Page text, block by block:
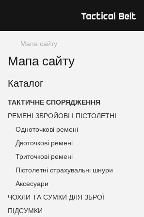
Мапа сайту
Мапа сайту
Каталог
ТАКТИЧНЕ СПОРЯДЖЕННЯ
РЕМЕНІ ЗБРОЙОВІ І ПІСТОЛЕТНІ
Одноточкові ремені
Двоточкові ремені
Триточкові ремені
Пістолетні страхувальні шнури
Аксесуари
ЧОХЛИ ТА СУМКИ ДЛЯ ЗБРОЇ
ПІДСУМКИ